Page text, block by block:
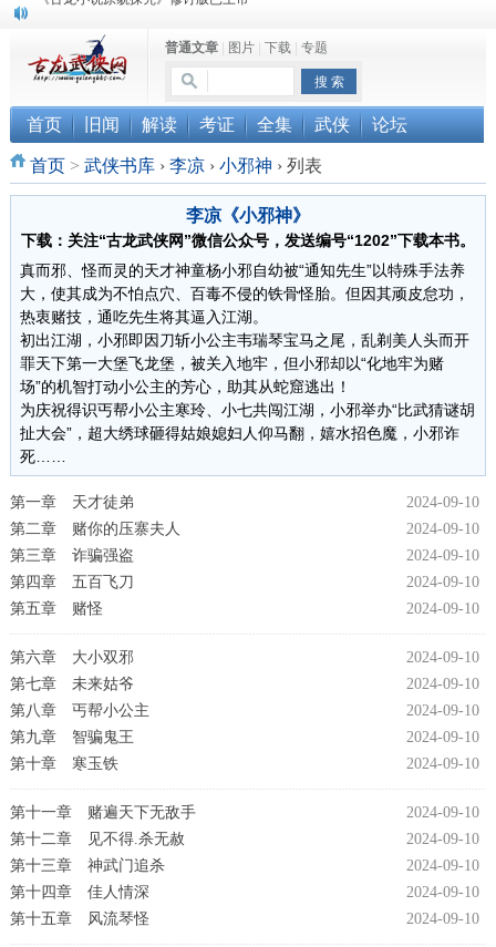
“武侠书库”查缺补漏活动圆满结束
普通文章| 图片| 下载| 专题
首页 旧闻 解读 考证 全集 武侠 论坛
首页> 武侠书库 › 李凉 › 小邪神 ›列表
李凉《小邪神》
下载：关注“古龙武侠网”微信公众号，发送编号“1202”下载本书。
真而邪、怪而灵的天才神童杨小邪自幼被“通知先生”以特殊手法养
大，使其成为不怕点穴、百毒不侵的铁骨怪胎。但因其顽皮怠功，
热衷赌技，通吃先生将其逼入江湖。
初出江湖，小邪即因刀斩小公主韦瑞琴宝马之尾，乱剃美人头而开
罪天下第一大堡飞龙堡，被关入地牢，但小邪却以“化地牢为赌
场”的机智打动小公主的芳心，助其从蛇窟逃出！
为庆祝得识丐帮小公主寒玲、小七共闯江湖，小邪举办“比武猜谜胡
扯大会”，超大绣球砸得姑娘媳妇人仰马翻，嬉水招色魔，小邪诈
死……
2024-09-10
第一章 天才徒弟
2024-09-10
第二章 赌你的压寨夫人
2024-09-10
第三章 诈骗强盗
2024-09-10
第四章 五百飞刀
2024-09-10
第五章 赌怪
2024-09-10
第六章 大小双邪
2024-09-10
第七章 未来姑爷
2024-09-10
第八章 丐帮小公主
2024-09-10
第九章 智骗鬼王
2024-09-10
第十章 寒玉铁
2024-09-10
第十一章 赌遍天下无敌手
2024-09-10
第十二章 见不得.杀无赦
2024-09-10
第十三章 神武门追杀
2024-09-10
第十四章 佳人情深
2024-09-10
第十五章 风流琴怪